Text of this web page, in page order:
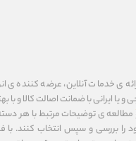
ی خدمات آنلاین، عرضه کننده ی
و یا ایرانی با ضمانت اصالت کالا و
ی توضیحات مرتبط با هر دسته
بررسی و سپس انتخاب کنند. با